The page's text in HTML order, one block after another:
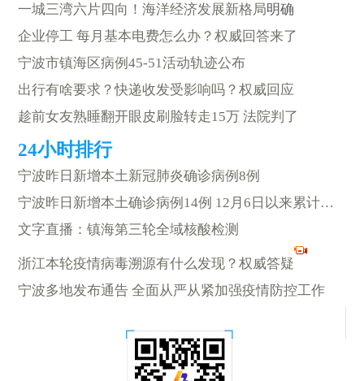
一城三湾六片四向！海洋经济发展新格局明确
企业停工 每月基本电费怎么办？权威回答来了
宁波市镇海区病例45-51活动轨迹公布
出行有啥要求？快递收发受影响吗？权威回应
趁前女友熟睡翻开眼皮刷脸转走15万 法院判了
宁波昨日新增本土新冠肺炎确诊病例8例
宁波昨日新增本土确诊病例14例 12月6日以来累计报告47例
文字直播：镇海第三轮全域核酸检测
浙江本轮疫情病毒溯源有什么发现？权威答疑
宁波多地发布通告 全面从严从紧加强疫情防控工作